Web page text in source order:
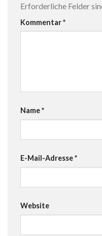
Erforderliche Felder
Kommentar*
Name*
E-Mail-Adresse*
Website